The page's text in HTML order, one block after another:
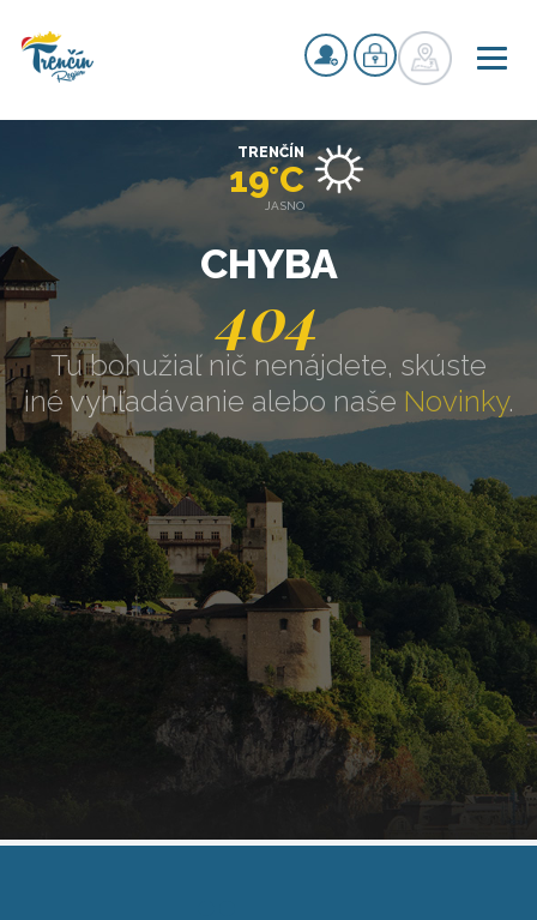
CHYBA
404
Tu bohužiaľ nič nenájdete, skúste
iné vyhľadávanie alebo naše Novinky.
TRENČÍN
19°C
JASNO